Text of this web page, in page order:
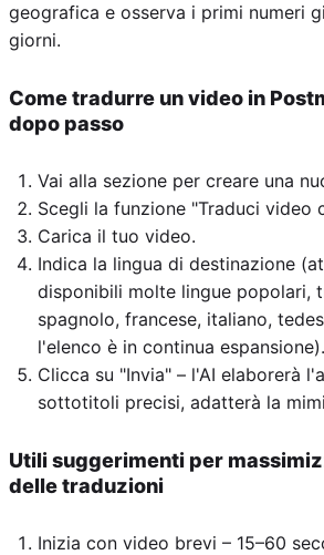
geografica e osserva i primi numeri
giorni.
Come tradurre un video in
dopo passo
Vai alla sezione per creare una
Scegli la funzione "Traduci video
Carica il tuo video.
Indica la lingua di destinazione
disponibili molte lingue popolari,
spagnolo, francese, italiano,
l'elenco è in continua espansione).
Clicca su "Invia" – l'AI elaborerà
sottotitoli precisi, adatterà la
Utili suggerimenti per
delle traduzioni
Inizia con video brevi – 15–60